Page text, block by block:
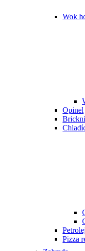
Wok
Opinel
Pizza